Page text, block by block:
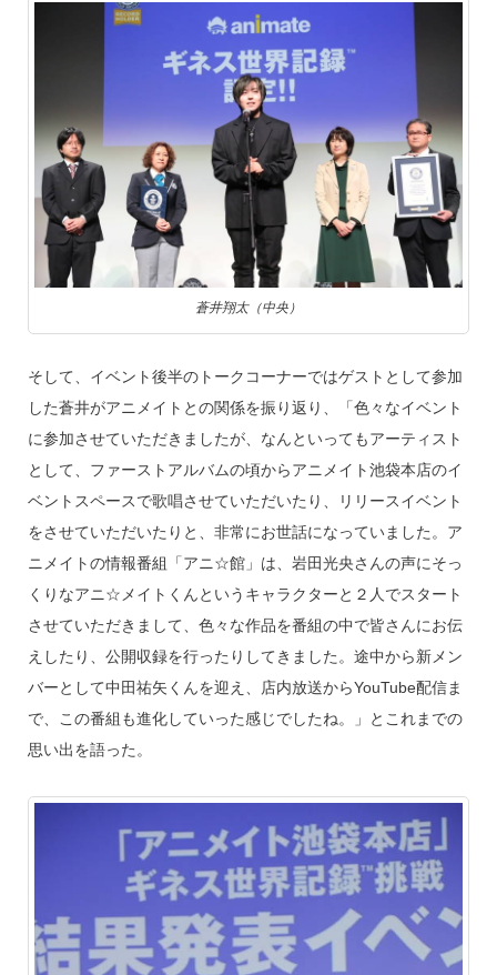
蒼井翔太（中央）
そして、イベント後半のトークコーナーではゲストとして参加
した蒼井がアニメイトとの関係を振り返り、「色々なイベント
に参加させていただきましたが、なんといってもアーティスト
として、ファーストアルバムの頃からアニメイト池袋本店のイ
ベントスペースで歌唱させていただいたり、リリースイベント
をさせていただいたりと、非常にお世話になっていました。ア
ニメイトの情報番組「アニ☆館」は、岩田光央さんの声にそっ
くりなアニ☆メイトくんというキャラクターと２人でスタート
させていただきまして、色々な作品を番組の中で皆さんにお伝
えしたり、公開収録を行ったりしてきました。途中から新メン
バーとして中田祐矢くんを迎え、店内放送からYouTube配信ま
で、この番組も進化していった感じでしたね。」とこれまでの
思い出を語った。